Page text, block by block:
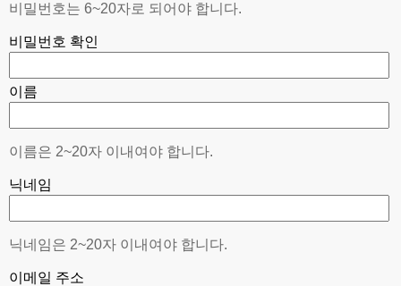
비밀번호는 6~20자로 되어야 합니다.
비밀번호 확인
이름
이름은 2~20자 이내여야 합니다.
닉네임
닉네임은 2~20자 이내여야 합니다.
이메일 주소